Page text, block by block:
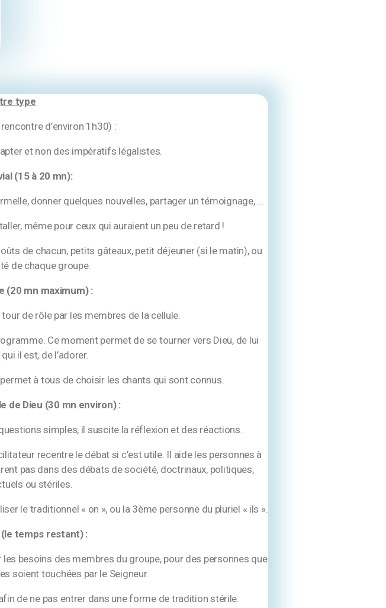
type
d’environ 1h30) :
et non des impératifs légalistes.
(15 à 20 mn):
donner quelques nouvelles, partager un témoignage, …
même pour ceux qui auraient un peu de retard !
de chacun, petits gâteaux, petit déjeuner (si le matin), ou
de chaque groupe.
(20 mn maximum) :
de rôle par les membres de la cellule.
Ce moment permet de se tourner vers Dieu, de lui
il est, de l’adorer.
à tous de choisir les chants qui sont connus.
de Dieu (30 mn environ) :
simples, il suscite la réflexion et des réactions.
recentre le débat si c’est utile. Il aide les personnes à
pas dans des débats de société, doctrinaux, politiques,
ou stériles.
le traditionnel « on », ou la 3ème personne du pluriel « ils ».
temps restant) :
besoins des membres du groupe, pour des personnes que
soient touchées par le Seigneur.
de ne pas entrer dans une forme de tradition stérile.